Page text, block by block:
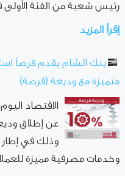
رئيس شعبة من الفئة
إقرأ المزيد
بنك الشام يقدم فرصاً
متميزة مع وديعة (فرصة)
الاقتصاد
عن إطلاق
وذلك في إطار
وخدمات مصرفية مميزة